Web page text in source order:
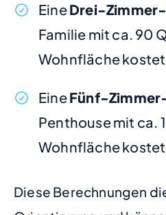
EineDrei-
Familie mit ca. 90
Wohnfläche
EineFünf-
Penthouse mit ca.
Wohnfläche
Diese Berechnungen